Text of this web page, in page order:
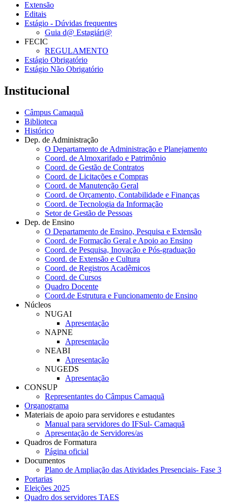
Extensão
Editais
Estágio - Dúvidas frequentes
Guia d@ Estagiári@
FECIC
REGULAMENTO
Estágio Obrigatório
Estágio Não Obrigatório
Institucional
Câmpus Camaquã
Biblioteca
Histórico
Dep. de Administração
O Departamento de Administração e Planejamento
Coord. de Almoxarifado e Patrimônio
Coord. de Gestão de Contratos
Coord. de Licitações e Compras
Coord. de Manutenção Geral
Coord. de Orçamento, Contabilidade e Finanças
Coord. de Tecnologia da Informação
Setor de Gestão de Pessoas
Dep. de Ensino
O Departamento de Ensino, Pesquisa e Extensão
Coord. de Formação Geral e Apoio ao Ensino
Coord. de Pesquisa, Inovação e Pós-graduação
Coord. de Extensão e Cultura
Coord. de Registros Acadêmicos
Coord. de Cursos
Quadro Docente
Coord.de Estrutura e Funcionamento de Ensino
Núcleos
NUGAI
Apresentação
NAPNE
Apresentação
NEABI
Apresentação
NUGEDS
Apresentação
CONSUP
Representantes do Câmpus Camaquã
Organograma
Materiais de apoio para servidores e estudantes
Manual para servidores do IFSul- Camaquã
Apresentação de Servidores/as
Quadros de Formatura
Página oficial
Documentos
Plano de Ampliação das Atividades Presenciais- Fase 3
Portarias
Eleições 2025
Quadro dos servidores TAES